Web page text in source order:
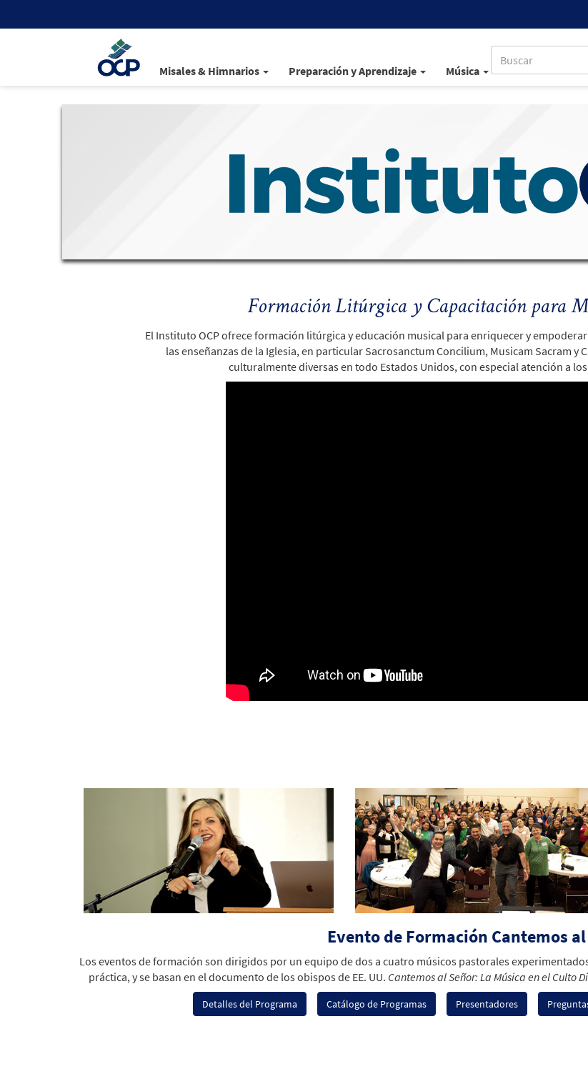
Misales & Himnarios Preparación y Aprendizaje Música
Formación Litúrgica y Capacitación para
El Instituto OCP ofrece formación litúrgica y educación musical para enriquecer y
las enseñanzas de la Iglesia, en particular Sacrosanctum Concilium, Musicam Sacram y
culturalmente diversas en todo Estados Unidos, con especial atención a
Evento de Formación Cantemos
Los eventos de formación son dirigidos por un equipo de dos a cuatro músicos pastorales
práctica, y se basan en el documento de los obispos de EE. UU. Cantemos al Señor: La Música en el Culto
Detalles del Programa Catálogo de Programas Presentadores